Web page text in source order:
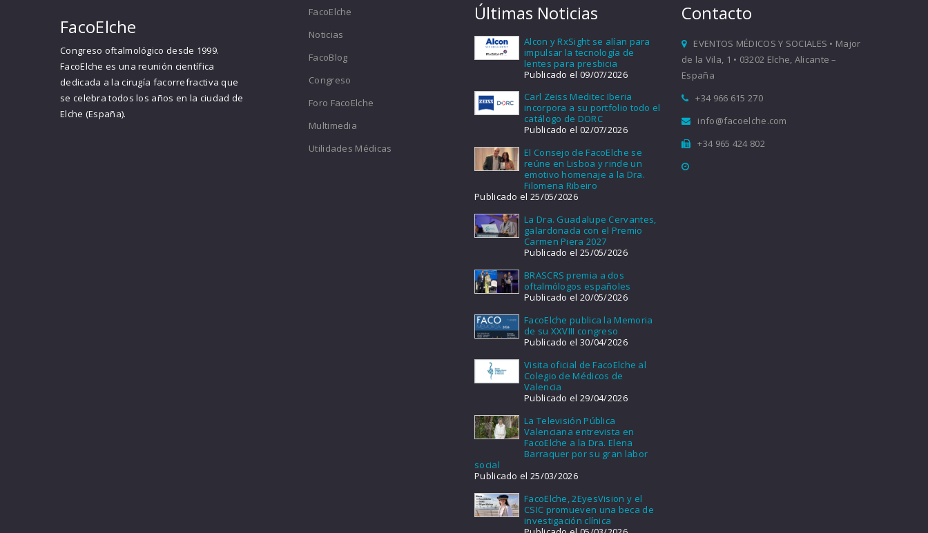
FacoElche
Congreso oftalmológico desde 1999.
FacoElche es una reunión científica
dedicada a la cirugía facorrefractiva que
se celebra todos los años en la ciudad de
Elche (España).
FacoElche
Noticias
FacoBlog
Congreso
Foro FacoElche
Multimedia
Utilidades Médicas
Últimas Noticias
Alcon y RxSight se alían para
impulsar la tecnología de
lentes para presbicia
Publicado el 09/07/2026
Carl Zeiss Meditec Iberia
incorpora a su portfolio todo el
catálogo de DORC
Publicado el 02/07/2026
El Consejo de FacoElche se
reúne en Lisboa y rinde un
emotivo homenaje a la Dra.
Filomena Ribeiro
Publicado el 25/05/2026
La Dra. Guadalupe Cervantes,
galardonada con el Premio
Carmen Piera 2027
Publicado el 25/05/2026
BRASCRS premia a dos
oftalmólogos españoles
Publicado el 20/05/2026
FacoElche publica la Memoria
de su XXVIII congreso
Publicado el 30/04/2026
Visita oficial de FacoElche al
Colegio de Médicos de
Valencia
Publicado el 29/04/2026
La Televisión Pública
Valenciana entrevista en
FacoElche a la Dra. Elena
Barraquer por su gran labor
social
Publicado el 25/03/2026
FacoElche, 2EyesVision y el
CSIC promueven una beca de
investigación clínica
Contacto
EVENTOS MÉDICOS Y SOCIALES • Major
de la Vila, 1 • 03202 Elche, Alicante –
España
+34 966 615 270
info@facoelche.com
+34 965 424 802